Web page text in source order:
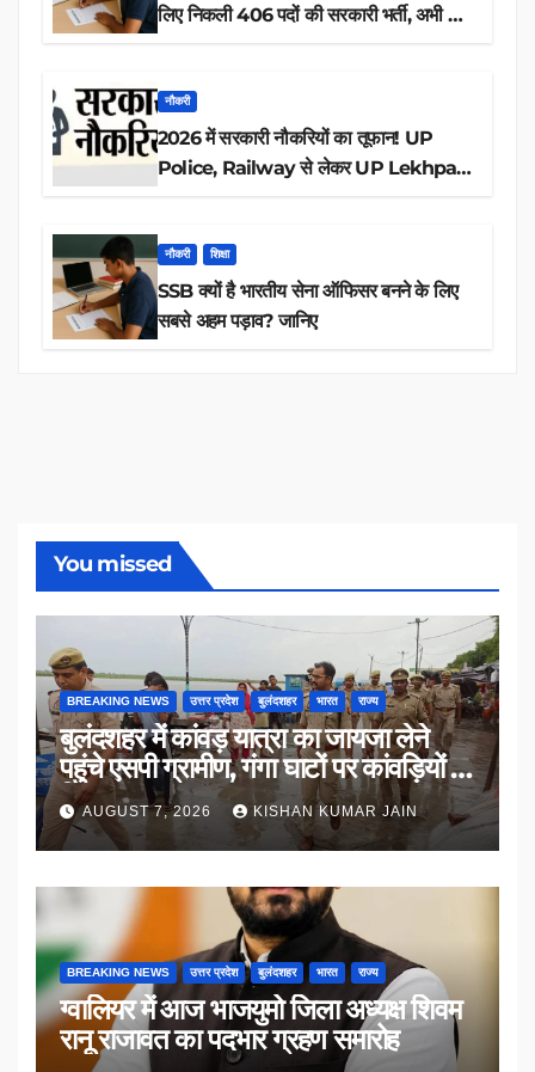
लिए निकली 406 पदों की सरकारी भर्ती, अभी करें
नौकरी
2026 में सरकारी नौकरियों का तूफान! UP
Police, Railway से लेकर UP Lekhpal
नौकरी शिक्षा
SSB क्यों है भारतीय सेना ऑफिसर बनने के लिए
सबसे अहम पड़ाव? जानिए
You missed
BREAKING NEWS उत्तर प्रदेश बुलंदशहर भारत राज्य
बुलंदशहर में कांवड़ यात्रा का जायजा लेने
पहुंचे एसपी ग्रामीण, गंगा घाटों पर कांवड़ियों से
किया संवाद
AUGUST 7, 2026 KISHAN KUMAR JAIN
BREAKING NEWS उत्तर प्रदेश बुलंदशहर भारत राज्य
ग्वालियर में आज भाजयुमो जिला अध्यक्ष शिवम
रानू राजावत का पदभार ग्रहण समारोह